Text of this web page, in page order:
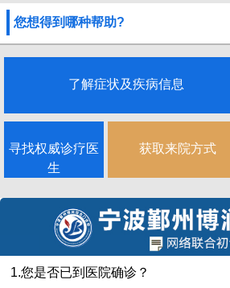
您想得到哪种帮助?
了解症状及疾病信息
寻找权威诊疗医
生
获取来院方式
1.您是否已到医院确诊？